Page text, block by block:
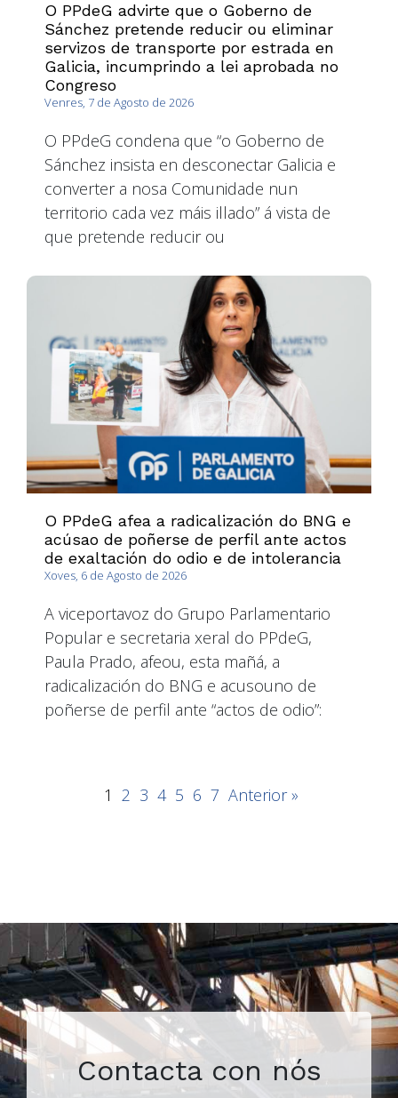
O PPdeG advirte que o Goberno de
Sánchez pretende reducir ou eliminar
servizos de transporte por estrada en
Galicia, incumprindo a lei aprobada no
Congreso
Venres, 7 de Agosto de 2026
O PPdeG condena que “o Goberno de
Sánchez insista en desconectar Galicia e
converter a nosa Comunidade nun
territorio cada vez máis illado” á vista de
que pretende reducir ou
O PPdeG afea a radicalización do BNG e
acúsao de poñerse de perfil ante actos
de exaltación do odio e de intolerancia
Xoves, 6 de Agosto de 2026
A viceportavoz do Grupo Parlamentario
Popular e secretaria xeral do PPdeG,
Paula Prado, afeou, esta mañá, a
radicalización do BNG e acusouno de
poñerse de perfil ante “actos de odio”:
1 2 3 4 5 6 7 Anterior »
Contacta con nós